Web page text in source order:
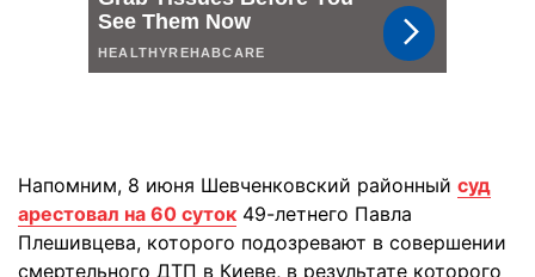
Напомним, 8 июня Шевченковский районный суд
арестовал на 60 суток 49-летнего Павла
Плешивцева, которого подозревают в совершении
смертельного ДТП в Киеве, в результате которого